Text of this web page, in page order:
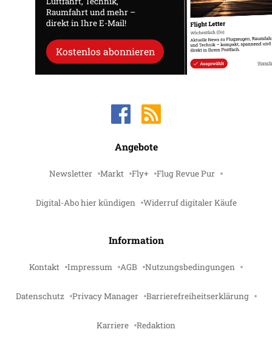
Raumfahrt und mehr –
direkt in Ihre E-Mail!
Kostenlos abonnieren
Angebote
Newsletter Markt Fly+ Flug Revue Pur
Digital-Abo hier kündigen Widerruf digitaler Käufe
Information
Kontakt Impressum AGB Nutzungsbedingungen
Datenschutz Privacy Manager Barrierefreiheitserklärung
Karriere Redaktion